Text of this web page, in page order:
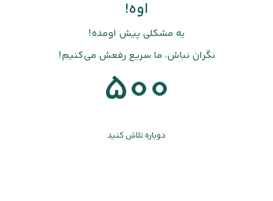
اوه!
یه مشکلی پیش اومده!
نگران نباش، ما سریع رفعش می‌کنیم!
500
دوباره تلاش کنید